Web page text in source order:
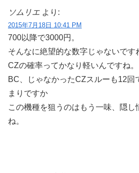
ソムリエ より:
2015年7月18日 10:41 PM
700以降で3000円。
そんなに絶望的な数字じゃないです
CZの確率ってかなり軽いんですね。
BC、じゃなかったCZスルーも12回
まりですか
この機種を狙うのはもう一味、隠し
ね。